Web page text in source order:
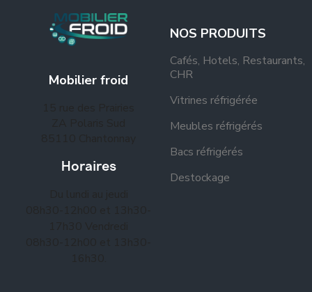
Mobilier froid
Horaires
NOS PRODUITS
Cafés, Hotels, Restaurants,
CHR
Vitrines réfrigérée
Meubles réfrigérés
Bacs réfrigérés
Destockage